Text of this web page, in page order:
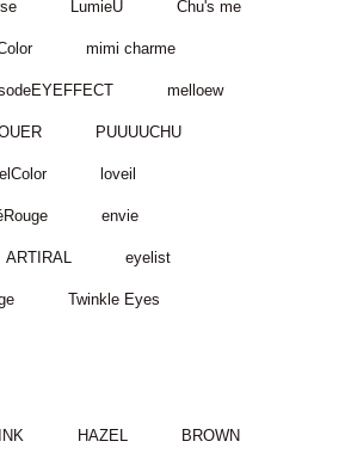
LumieU Chu's me
mimi charme
melloew
PUUUUCHU
loveil
envie
ARTIRAL eyelist
Twinkle Eyes
HAZEL BROWN